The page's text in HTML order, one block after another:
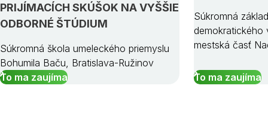
PRIJÍMACÍCH SKÚŠOK NA VYŠŠIE
ODBORNÉ ŠTÚDIUM
Súkromná škola umeleckého priemyslu
Bohumila Baču, Bratislava-Ružinov
To ma zaujíma
Súkromná
demokratického
mestská časť
To ma zaujíma